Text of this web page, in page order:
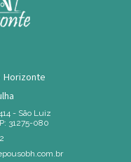
Horizonte
- São Luiz
31275-080